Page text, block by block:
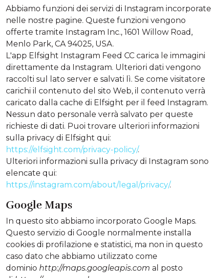
Abbiamo funzioni dei servizi di Instagram incorporate
nelle nostre pagine. Queste funzioni vengono
offerte tramite Instagram Inc., 1601 Willow Road,
Menlo Park, CA 94025, USA.
L'app Elfsight Instagram Feed CC carica le immagini
direttamente da Instagram. Ulteriori dati vengono
raccolti sul lato server e salvati lì. Se come visitatore
carichi il contenuto del sito Web, il contenuto verrà
caricato dalla cache di Elfsight per il feed Instagram.
Nessun dato personale verrà salvato per queste
richieste di dati. Puoi trovare ulteriori informazioni
sulla privacy di Elfsight qui:
https://elfsight.com/privacy-policy/.
Ulteriori informazioni sulla privacy di Instagram sono
elencate qui:
https://instagram.com/about/legal/privacy/.
Google Maps
In questo sito abbiamo incorporato Google Maps.
Questo servizio di Google normalmente installa
cookies di profilazione e statistici, ma non in questo
caso dato che abbiamo utilizzato come
dominio http://maps.googleapis.com al posto